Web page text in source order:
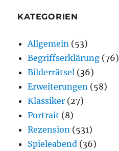
KATEGORIEN
Allgemein (53)
Begriffserklärung (76)
Bilderrätsel (36)
Erweiterungen (58)
Klassiker (27)
Portrait (8)
Rezension (531)
Spieleabend (36)